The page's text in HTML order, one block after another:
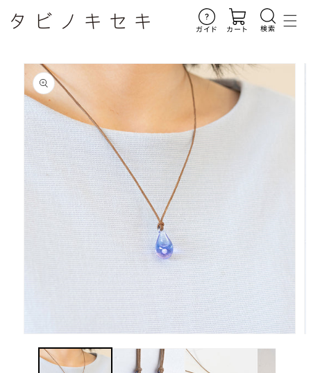
ンツに
進む
ガイド カート 検索
商品情
報にス
キップ